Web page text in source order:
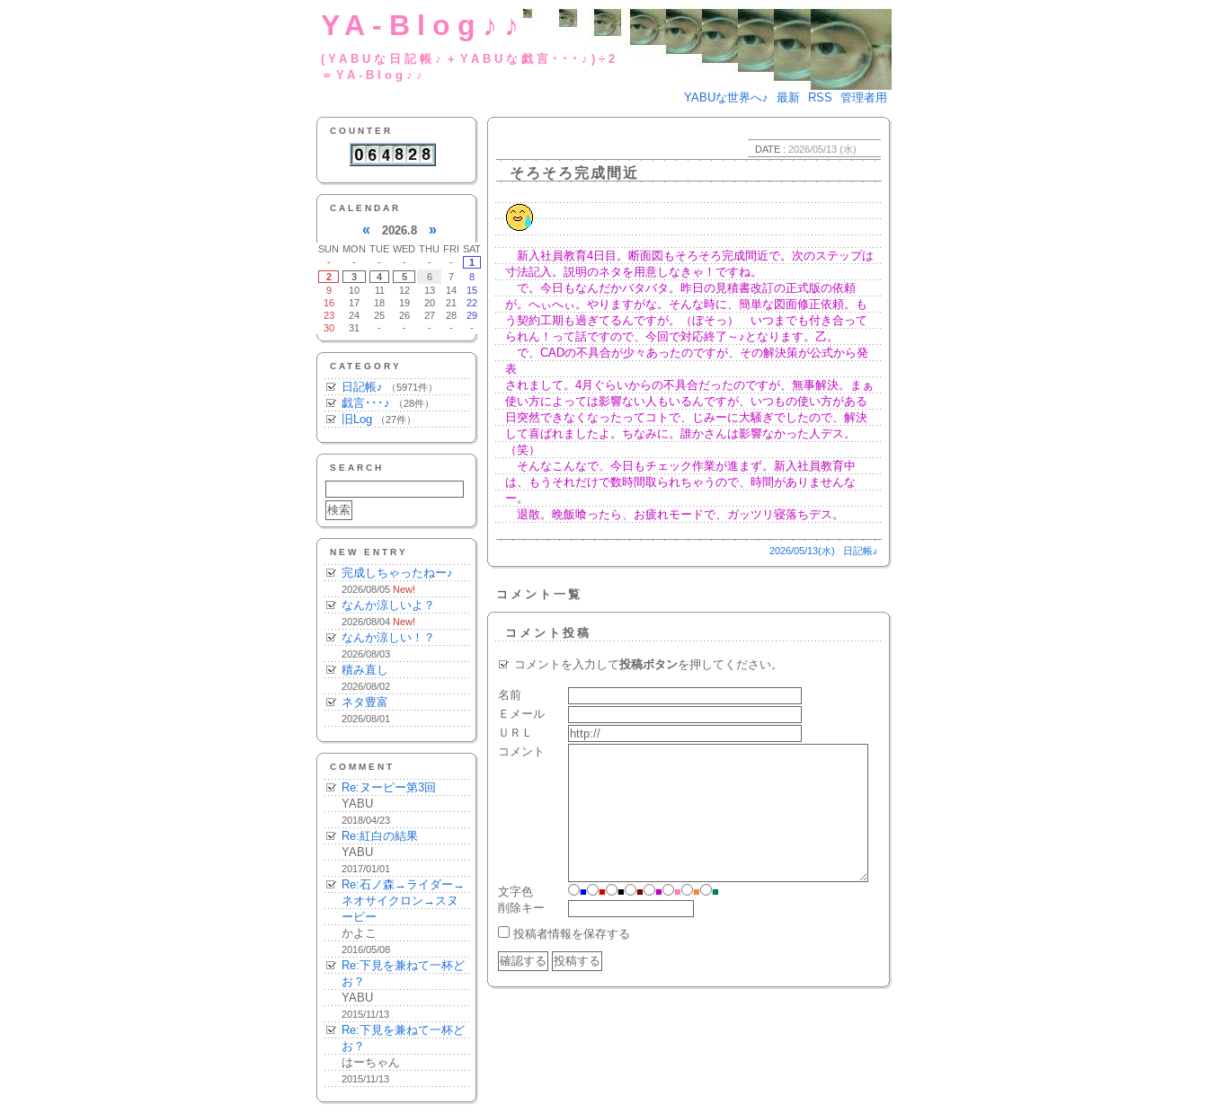
YA-Blog♪♪
(YABUな日記帳♪＋YABUな戯言･･･♪)÷2
＝YA-Blog♪♪
YABUな世界へ♪
最新 RSS 管理者用
COUNTER
CALENDAR
« 2026.8 »
SUN MON TUE WED THU FRI SAT
-
- - - - -
1
2
3 4 5 6 7
8
9
10 11 12 13 14
15
16
17 18 19 20 21
22
23
24 25 26 27 28
29
30
31 - - - - -
CATEGORY
日記帳♪ （5971件）
戯言･･･♪ （28件）
旧Log （27件）
SEARCH
NEW ENTRY
完成しちゃったねー♪
2026/08/05 New!
なんか涼しいよ？
2026/08/04 New!
なんか涼しい！？
2026/08/03
積み直し
2026/08/02
ネタ豊富
2026/08/01
COMMENT
Re:ヌーピー第3回
YABU
2018/04/23
Re:紅白の結果
YABU
2017/01/01
Re:石ノ森→ライダー→
ネオサイクロン→スヌ
ーピー
かよこ
2016/05/08
Re:下見を兼ねて一杯ど
お？
YABU
2015/11/13
Re:下見を兼ねて一杯ど
お？
はーちゃん
2015/11/13
DATE : 2026/05/13 (水)
そろそろ完成間近
新入社員教育4日目。断面図もそろそろ完成間近で。次のステップは
寸法記入。説明のネタを用意しなきゃ！ですね。
で。今日もなんだかバタバタ。昨日の見積書改訂の正式版の依頼
が。へぃへぃ。やりますがな。そんな時に、簡単な図面修正依頼。も
う契約工期も過ぎてるんですが。（ぼそっ） いつまでも付き合って
られん！って話ですので、今回で対応終了～♪となります。乙。
で、CADの不具合が少々あったのですが、その解決策が公式から発
表
されまして。4月ぐらいからの不具合だったのですが、無事解決。まぁ
使い方によっては影響ない人もいるんですが、いつもの使い方がある
日突然できなくなったってコトで、じみーに大騒ぎでしたので、解決
して喜ばれましたよ。ちなみに。誰かさんは影響なかった人デス。
（笑）
そんなこんなで、今日もチェック作業が進まず。新入社員教育中
は、もうそれだけで数時間取られちゃうので、時間がありませんな
ー。
退散。晩飯喰ったら、お疲れモードで、ガッツリ寝落ちデス。
2026/05/13(水) 日記帳♪
コメント一覧
コメント投稿
コメントを入力して投稿ボタンを押してください。
名前
Ｅメール
ＵＲＬ
コメント
文字色 ■ ■ ■ ■ ■ ■ ■
■
削除キー
投稿者情報を保存する